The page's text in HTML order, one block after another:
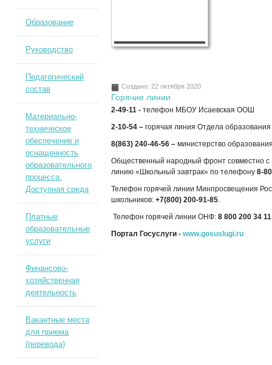
Создано: 22 октября 2020
Горячие линии
2-49-11 -телефон МБОУ Исаевская ООШ
2-10-54 –горячая линия Отдела
8(863) 240-46-56 –министерство
Общественный народный фронт совместно
линию «Школьный завтрак» по телефону 8-
Телефон горячей линии Минпросвещения
школьников:+7(800) 200-91-85.
Телефон горячей линии ОНФ:8 800 200 34 11
Портал Госуслуги -www.gosuslugi.ru
Образование
Руководство
Педагогический
состав
Материально-
техническое
обеспечение и
оснащенность
образовательного
процесса.
Доступная среда
Платные
образовательные
услуги
Финансово-
хозяйственная
деятельность
Вакантные места
для приема
(перевода)